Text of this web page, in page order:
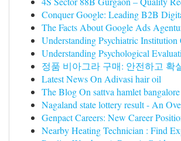
Conquer Google: Leading B2B
The Facts About Google Ads
Understanding Psychiatric Institution
Understanding Psychological
정품 비아그라 구매: 안전하고 확
Latest News On Adivasi hair oil
The Blog On sattva hamlet bangalore
Nagaland state lottery result - An
Genpact Careers: New Career
Nearby Heating Technician : Find